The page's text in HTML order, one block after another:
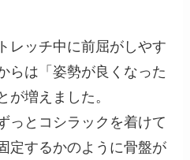
レッチ中に前屈がしやす
らは「姿勢が良くなった
が増えました。
っとコシラックを着けて
定するかのように骨盤が